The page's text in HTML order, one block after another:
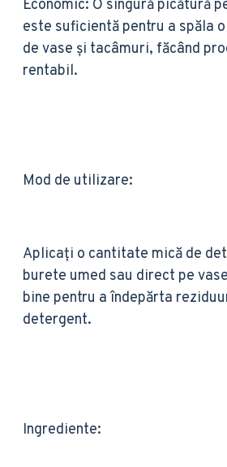
Economic: O singură picătură
este suficientă pentru a spăla
de vase și tacâmuri, făcând
rentabil.
Mod de utilizare:
Aplicați o cantitate mică de
burete umed sau direct pe
bine pentru a îndepărta
detergent.
Ingrediente: